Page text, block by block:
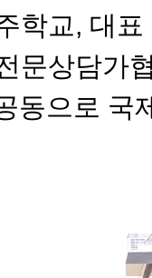
학교, 대
문상담가
동으로 국